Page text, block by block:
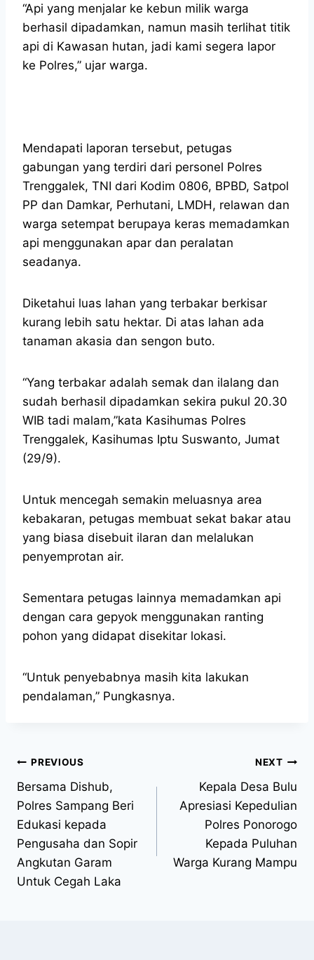
“Api yang menjalar ke kebun milik warga
berhasil dipadamkan, namun masih terlihat titik
api di Kawasan hutan, jadi kami segera lapor
ke Polres,” ujar warga.
Mendapati laporan tersebut, petugas
gabungan yang terdiri dari personel Polres
Trenggalek, TNI dari Kodim 0806, BPBD, Satpol
PP dan Damkar, Perhutani, LMDH, relawan dan
warga setempat berupaya keras memadamkan
api menggunakan apar dan peralatan
seadanya.
Diketahui luas lahan yang terbakar berkisar
kurang lebih satu hektar. Di atas lahan ada
tanaman akasia dan sengon buto.
“Yang terbakar adalah semak dan ilalang dan
sudah berhasil dipadamkan sekira pukul 20.30
WIB tadi malam,”kata Kasihumas Polres
Trenggalek, Kasihumas Iptu Suswanto, Jumat
(29/9).
Untuk mencegah semakin meluasnya area
kebakaran, petugas membuat sekat bakar atau
yang biasa disebuit ilaran dan melalukan
penyemprotan air.
Sementara petugas lainnya memadamkan api
dengan cara gepyok menggunakan ranting
pohon yang didapat disekitar lokasi.
“Untuk penyebabnya masih kita lakukan
pendalaman,” Pungkasnya.
PREVIOUS
Bersama Dishub,
Polres Sampang Beri
Edukasi kepada
Pengusaha dan Sopir
Angkutan Garam
Untuk Cegah Laka
NEXT
Kepala Desa Bulu
Apresiasi Kepedulian
Polres Ponorogo
Kepada Puluhan
Warga Kurang Mampu